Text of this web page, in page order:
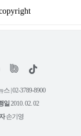
틱
| 02-3789-8900
일 2010. 02. 02
손기영